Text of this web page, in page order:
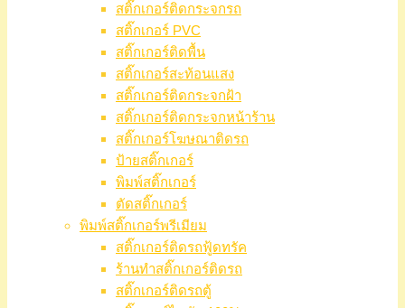
สติ๊กเกอร์ติดกระจกรถ
สติ๊กเกอร์ PVC
สติ๊กเกอร์ติดพื้น
สติ๊กเกอร์สะท้อนแสง
สติ๊กเกอร์ติดกระจกฝ้า
สติ๊กเกอร์ติดกระจกหน้าร้าน
สติ๊กเกอร์โฆษณาติดรถ
ป้ายสติ๊กเกอร์
พิมพ์สติ๊กเกอร์
ตัดสติ๊กเกอร์
พิมพ์สติ๊กเกอร์พรีเมียม
สติ๊กเกอร์ติดรถฟู้ดทรัค
ร้านทำสติ๊กเกอร์ติดรถ
สติ๊กเกอร์ติดรถตู้